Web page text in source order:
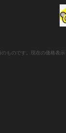
ものです。現在の価格表